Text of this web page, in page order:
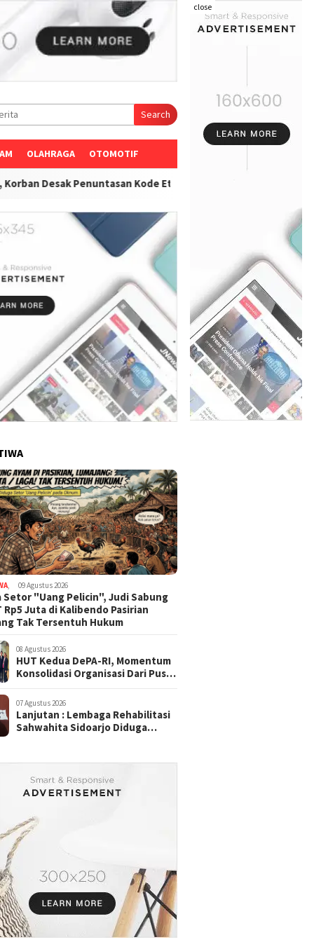
close
Search
OLAHRAGA OTOMOTIF
Kode Etik"-Lembaga Rehabilitasi Sahwahita Sidoarjo
, 09 Agustus 2026
Setor "Uang Pelicin", Judi Sabung
Rp5 Juta di Kalibendo Pasirian
Tak Tersentuh Hukum
08 Agustus 2026
HUT Kedua DePA-RI, Momentum
Konsolidasi Organisasi Dari Pusat
07 Agustus 2026
Lanjutan : Lembaga Rehabilitasi
Sahwahita Sidoarjo Diduga